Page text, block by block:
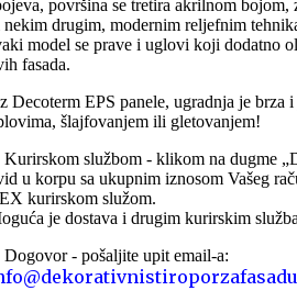
površina se tretira akrilnom bojom,
drugim, modernim reljefnim
model se prave i uglovi koji dodatno
fasada.
Decoterm EPS panele, ugradnja je brza
šlajfovanjem ili gletovanjem!
Kurirskom službom - klikom na dugme
u korpu sa ukupnim iznosom Vašeg
kurirskom služom.
je dostava i drugim kurirskim
Dogovor - pošaljite upit email-a: